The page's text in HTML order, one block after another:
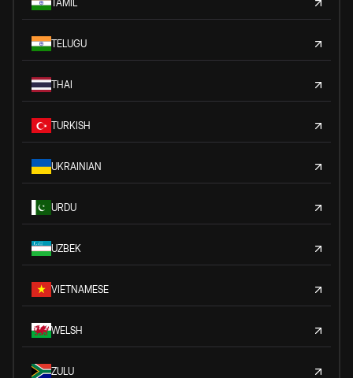
TAMIL
TELUGU
THAI
TURKISH
UKRAINIAN
URDU
UZBEK
VIETNAMESE
WELSH
ZULU